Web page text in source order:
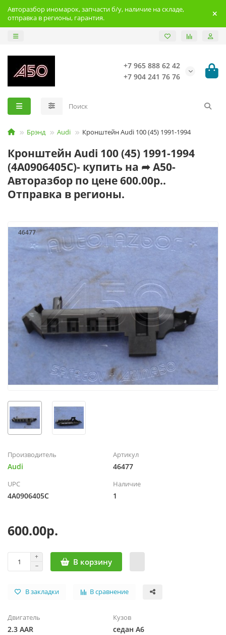
Авторазбор иномарок, запчасти б/у, наличие на складе,
отправка в регионы, гарантия.
+7 965 888 62 42
+7 904 241 76 76
Брэнд Audi Кронштейн Audi 100 (45) 1991-1994
Кронштейн Audi 100 (45) 1991-1994
(4A0906405C)- купить на ➦ А50-
Авторазбор по цене 600.00р..
Отправка в регионы.
46477
Производитель
Audi
Артикул
46477
UPC
4A0906405C
Наличие
1
600.00р.
В корзину
В закладки В сравнение
Двигатель
2.3 AAR
Кузов
седан A6